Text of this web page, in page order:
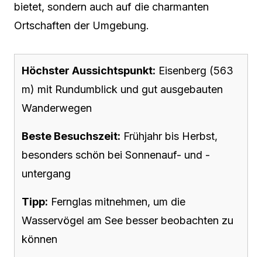
bietet, sondern auch auf die charmanten
Ortschaften der Umgebung.
Höchster Aussichtspunkt: Eisenberg (563
m) mit Rundumblick und gut ausgebauten
Wanderwegen
Beste Besuchszeit: Frühjahr bis Herbst,
besonders schön bei Sonnenauf- und -
untergang
Tipp: Fernglas mitnehmen, um die
Wasservögel am See besser beobachten zu
können